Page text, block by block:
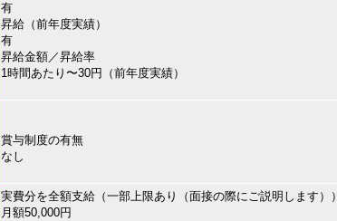
有
昇給（前年度実績）
有
昇給金額／昇給率
1時間あたり〜30円（前年度実績）
賞与制度の有無
なし
実費分を全額支給（一部上限あり（面接の際にご説明します））
月額50,000円